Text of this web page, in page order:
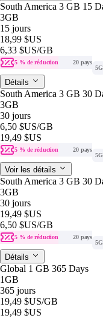
South America 3 GB 15
3GB
15 jours
18,99 $US
6,33 $US/GB
5 % de réduction
20 pays
5G
Détails
South America 3 GB 30
3GB
30 jours
6,50 $US/GB
19,49 $US
5 % de réduction
20 pays
5G
Voir les détails
South America 3 GB 30
3GB
30 jours
19,49 $US
6,50 $US/GB
5 % de réduction
20 pays
5G
Détails
Global 1 GB 365 Days
1GB
365 jours
19,49 $US/GB
19,49 $US